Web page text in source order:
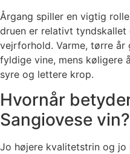
Årgang spiller en vigtig
druen er relativt
vejrforhold. Varme, tørre år
fyldige vine, mens køligere
syre og lettere krop.
Hvornår
Sangiovese vin?
Jo højere kvalitetstrin og